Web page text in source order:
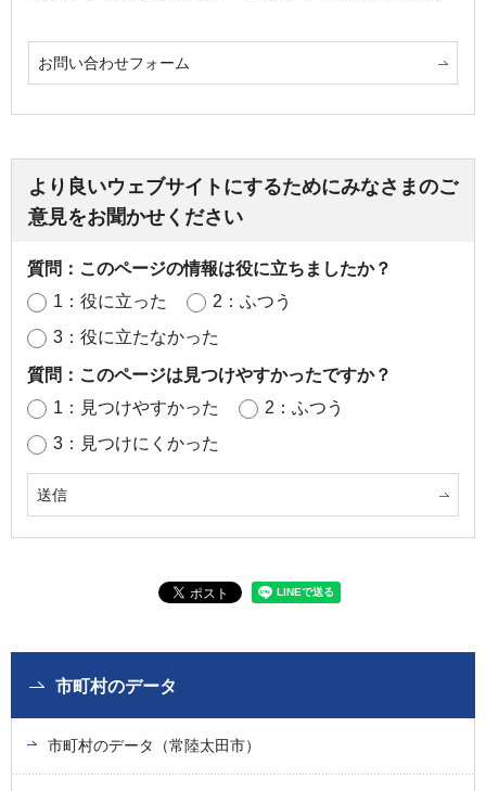
お問い合わせフォーム
より良いウェブサイトにするためにみなさまのご
意見をお聞かせください
質問：このページの情報は役に立ちましたか？
1：役に立った
2：ふつう
3：役に立たなかった
質問：このページは見つけやすかったですか？
1：見つけやすかった
2：ふつう
3：見つけにくかった
市町村のデータ
市町村のデータ（常陸太田市）